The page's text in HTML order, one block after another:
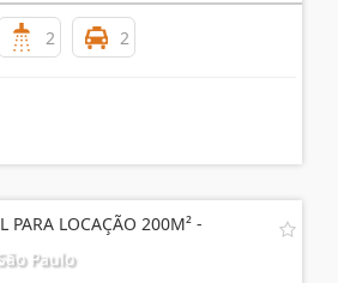
2 2
PARA LOCAÇÃO 200M² -
Paulo